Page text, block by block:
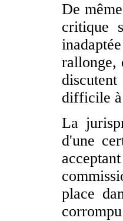
De
critique
rallonge,
difficile à
La
d'une
place